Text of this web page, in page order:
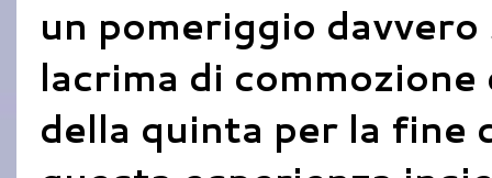
un pomeriggio
lacrima di
della quinta per la fine